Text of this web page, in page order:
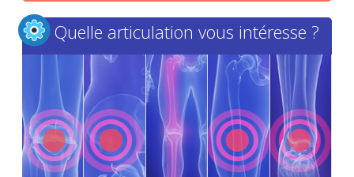
Quelle articulation vous intéresse ?